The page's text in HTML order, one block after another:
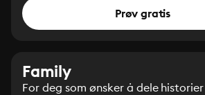
Prøv gratis
Family
For deg som ønsker å dele